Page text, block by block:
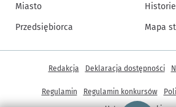
Miasto
Przedsiębiorca
Mapa
Inne informacje
Redakcja Deklaracja dostępności
Regulamin Regulamin konkursów